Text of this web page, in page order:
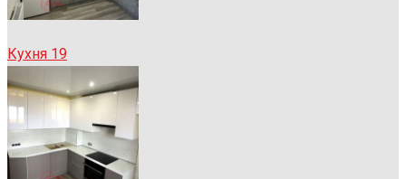
Кухня 19